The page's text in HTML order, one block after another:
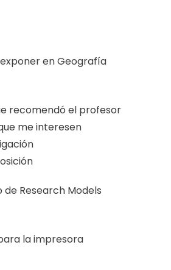
en Geografía
recomendó el profesor
me interesen
Research Models
la impresora